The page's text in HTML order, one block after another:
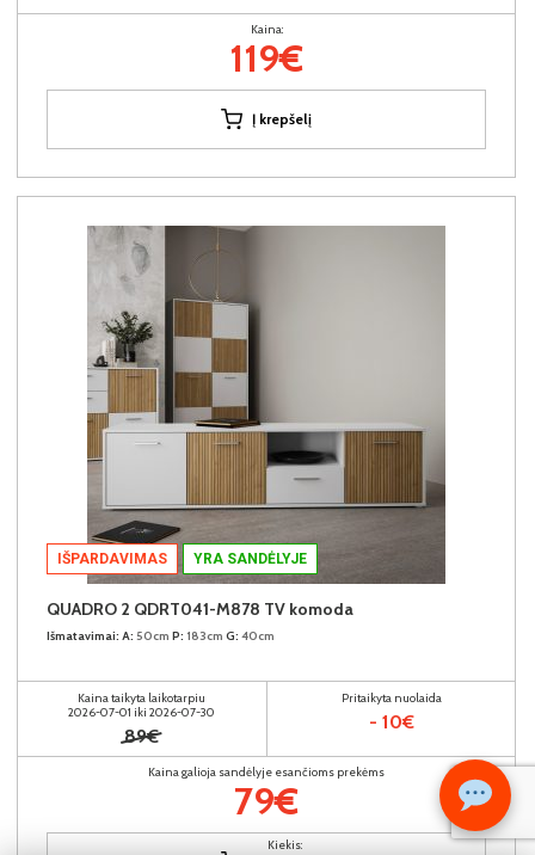
Kiekis:
Kaina:
119€
Į krepšelį
IŠPARDAVIMAS YRA SANDĖLYJE
QUADRO 2 QDRT041-M878 TV komoda
Išmatavimai: A: 50cm P: 183cm G: 40cm
Kaina taikyta laikotarpiu
2026-07-01 iki 2026-07-30
89€
Pritaikyta nuolaida
- 10€
Kaina galioja sandėlyje esančioms prekėms
79€